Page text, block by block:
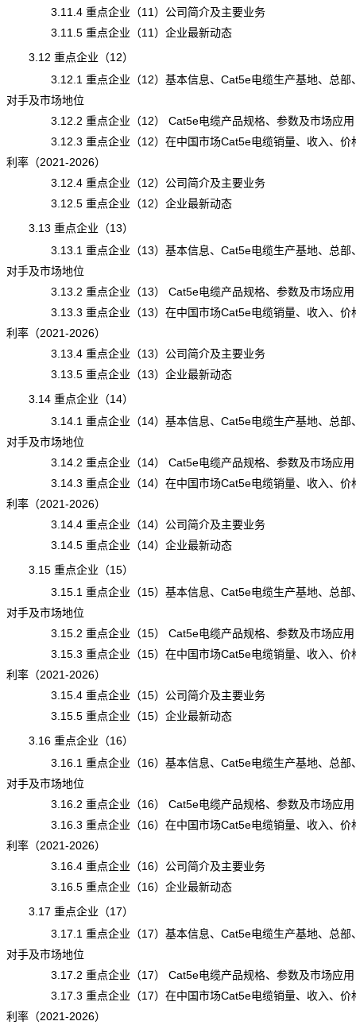
3.11.4 重点企业（11）公司简介及主要业务
3.11.5 重点企业（11）企业最新动态
3.12 重点企业（12）
3.12.1 重点企业（12）基本信息、Cat5e电缆生产基地、总部
对手及市场地位
3.12.2 重点企业（12） Cat5e电缆产品规格、参数及市场应用
3.12.3 重点企业（12）在中国市场Cat5e电缆销量、收入、价
利率（2021-2026）
3.12.4 重点企业（12）公司简介及主要业务
3.12.5 重点企业（12）企业最新动态
3.13 重点企业（13）
3.13.1 重点企业（13）基本信息、Cat5e电缆生产基地、总部
对手及市场地位
3.13.2 重点企业（13） Cat5e电缆产品规格、参数及市场应用
3.13.3 重点企业（13）在中国市场Cat5e电缆销量、收入、价
利率（2021-2026）
3.13.4 重点企业（13）公司简介及主要业务
3.13.5 重点企业（13）企业最新动态
3.14 重点企业（14）
3.14.1 重点企业（14）基本信息、Cat5e电缆生产基地、总部
对手及市场地位
3.14.2 重点企业（14） Cat5e电缆产品规格、参数及市场应用
3.14.3 重点企业（14）在中国市场Cat5e电缆销量、收入、价
利率（2021-2026）
3.14.4 重点企业（14）公司简介及主要业务
3.14.5 重点企业（14）企业最新动态
3.15 重点企业（15）
3.15.1 重点企业（15）基本信息、Cat5e电缆生产基地、总部
对手及市场地位
3.15.2 重点企业（15） Cat5e电缆产品规格、参数及市场应用
3.15.3 重点企业（15）在中国市场Cat5e电缆销量、收入、价
利率（2021-2026）
3.15.4 重点企业（15）公司简介及主要业务
3.15.5 重点企业（15）企业最新动态
3.16 重点企业（16）
3.16.1 重点企业（16）基本信息、Cat5e电缆生产基地、总部
对手及市场地位
3.16.2 重点企业（16） Cat5e电缆产品规格、参数及市场应用
3.16.3 重点企业（16）在中国市场Cat5e电缆销量、收入、价
利率（2021-2026）
3.16.4 重点企业（16）公司简介及主要业务
3.16.5 重点企业（16）企业最新动态
3.17 重点企业（17）
3.17.1 重点企业（17）基本信息、Cat5e电缆生产基地、总部
对手及市场地位
3.17.2 重点企业（17） Cat5e电缆产品规格、参数及市场应用
3.17.3 重点企业（17）在中国市场Cat5e电缆销量、收入、价
利率（2021-2026）